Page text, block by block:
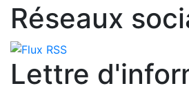
Réseaux
Lettre